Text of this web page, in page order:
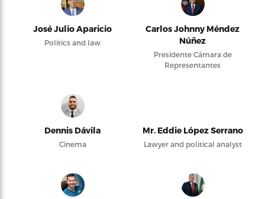
José Julio Aparicio
Politics and law
Carlos Johnny Méndez
Núñez
Presidente Cámara de
Representantes
Dennis Dávila
Cinema
Mr. Eddie López Serrano
Lawyer and political analyst